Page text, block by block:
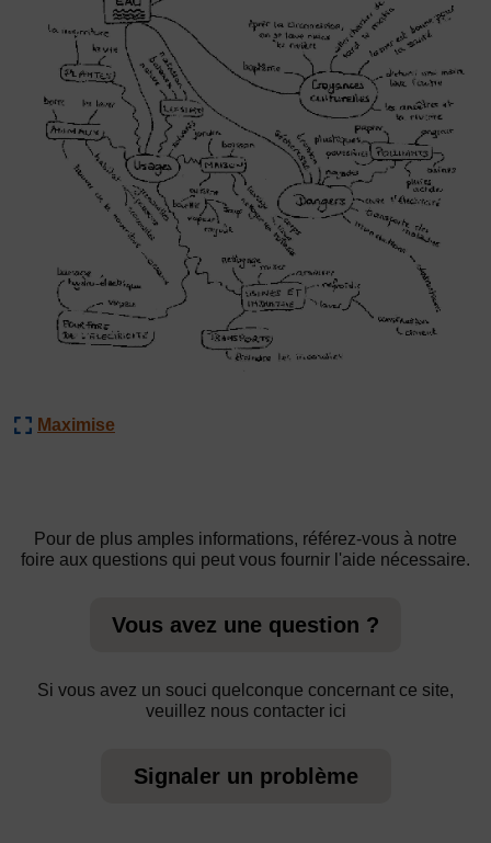
Maximise
Pour de plus amples informations, référez-vous à notre
foire aux questions qui peut vous fournir l'aide nécessaire.
Vous avez une question ?
Si vous avez un souci quelconque concernant ce site,
veuillez nous contacter ici
Signaler un problème